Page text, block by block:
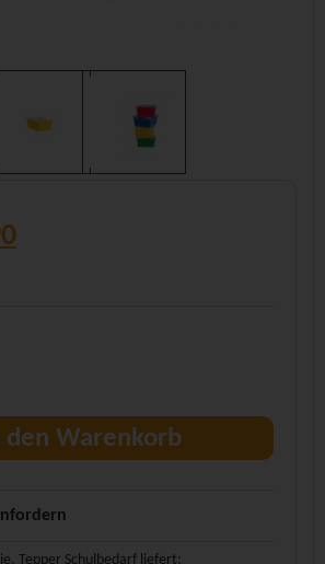
den Warenkorb
Tepper Schulbedarf liefert: